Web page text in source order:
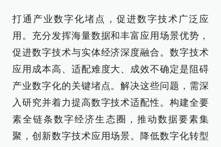
打通产业数字化堵点，促进数字技术广泛应
用。充分发挥海量数据和丰富应用场景优势，
促进数字技术与实体经济深度融合。数字技术
应用成本高、适配难度大、成效不确定是阻碍
产业数字化的关键堵点。解决这些问题，需深
入研究并着力提高数字技术适配性。构建全要
素全链条数字经济生态圈，推动数据要素集
聚，创新数字技术应用场景。降低数字化转型